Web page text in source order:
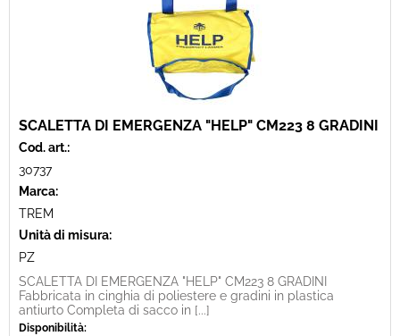
SCALETTA DI EMERGENZA "HELP" CM223 8 GRADINI
Cod. art.:
30737
Marca:
TREM
Unità di misura:
PZ
SCALETTA DI EMERGENZA "HELP" CM223 8 GRADINI
Fabbricata in cinghia di poliestere e gradini in plastica
antiurto Completa di sacco in [...]
Disponibilità: